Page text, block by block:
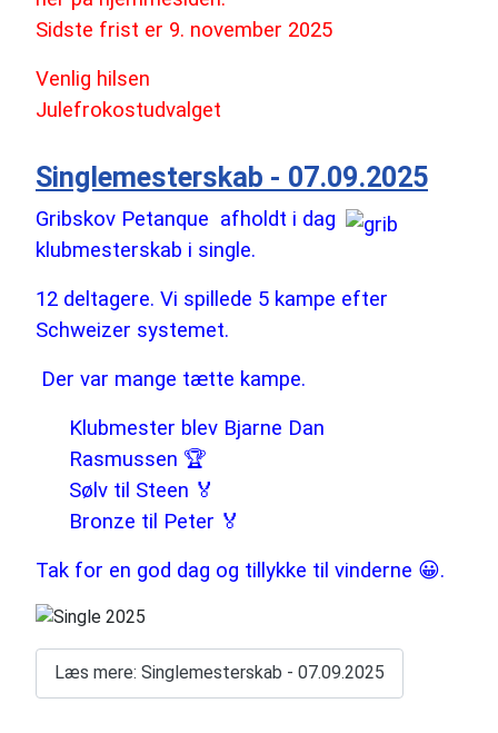
Sidste frist er 9. november 2025
Venlig hilsen
Julefrokostudvalget
Singlemesterskab - 07.09.2025
Gribskov Petanque afholdt i dag
klubmesterskab i single.
12 deltagere. Vi spillede 5 kampe efter
Schweizer systemet.
Der var mange tætte kampe.
Klubmester blev Bjarne Dan
Rasmussen 🏆
Sølv til Steen 🏅
Bronze til Peter 🏅
Tak for en god dag og tillykke til vinderne 😀.
Læs mere: Singlemesterskab - 07.09.2025